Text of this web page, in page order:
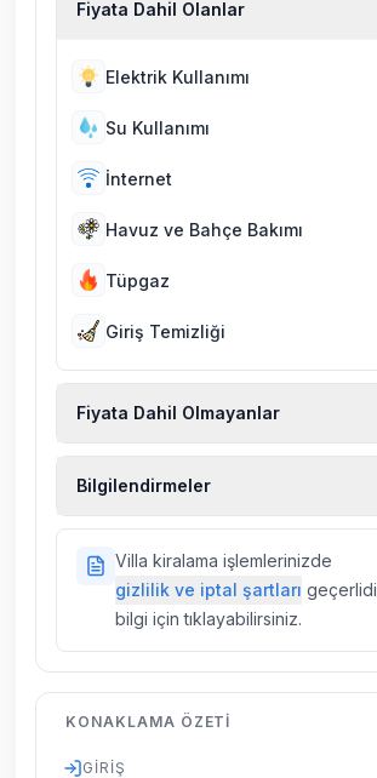
Fiyata Dahil Olanlar
Elektrik Kullanımı
Su Kullanımı
İnternet
Havuz ve Bahçe Bakımı
Tüpgaz
Giriş Temizliği
Fiyata Dahil Olmayanlar
sigortaları fiyatlara dahil değildir.
Bilgilendirmeler
villalarımızda düzenli olarak
yapılmaktadır. Buna rağmen
kelebek, böcek, sinek vs.
dönemsel olarak altyapı
yapılabilmektedir. Bu çalışma
Villa kiralama işlemlerinizde
gizlilik ve iptal şartları
bilgi için tıklayabilirsiniz.
KONAKLAMA ÖZETI
GIRIŞ